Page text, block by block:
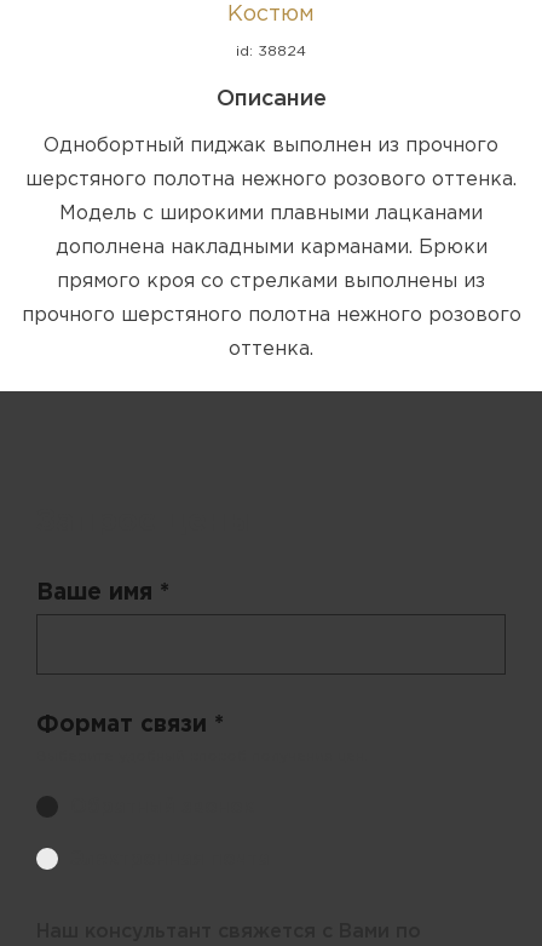
Костюм
id: 38824
Описание
Однобортный пиджак выполнен из прочного
шерстяного полотна нежного розового оттенка.
Модель с широкими плавными лацканами
дополнена накладными карманами. Брюки
прямого кроя со стрелками выполнены из
прочного шерстяного полотна нежного розового
оттенка.
Ваше имя *
Формат связи *